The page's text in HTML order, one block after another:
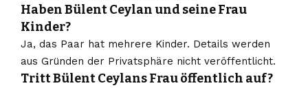
Haben Bülent Ceylan und seine Frau
Kinder?
Ja, das Paar hat mehrere Kinder. Details werden
aus Gründen der Privatsphäre nicht veröffentlicht.
Tritt Bülent Ceylans Frau öffentlich auf?